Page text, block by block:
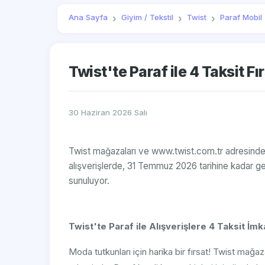
Ana Sayfa Giyim / Tekstil Twist Paraf Mobil
Twist'te Paraf ile 4 Taksit
30 Haziran 2026 Salı
Twist mağazaları ve www.twist.com.tr
alışverişlerde, 31 Temmuz 2026 tarihine kadar
sunuluyor.
Twist'te Paraf ile Alışverişlere 4 Taksit
Moda tutkunları için harika bir fırsat! Twist